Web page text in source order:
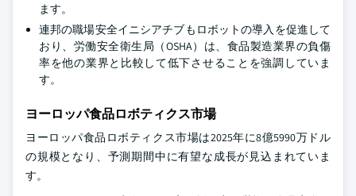
ます。
連邦の職場安全イニシアチブもロボットの導入を促進して
おり、労働安全衛生局（OSHA）は、食品製造業界の負傷
率を他の業界と比較して低下させることを強調していま
す。
ヨーロッパ食品ロボティクス市場
ヨーロッパ食品ロボティクス市場は2025年に8億5990万ドル
の規模となり、予測期間中に有望な成長が見込まれていま
す。